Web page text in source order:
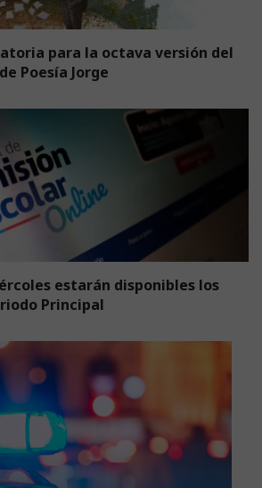
para la octava versión del
Poesía Jorge
estarán disponibles los
Principal